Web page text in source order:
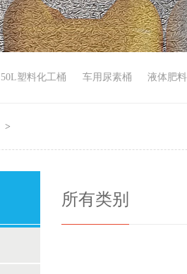
50L塑料化工桶 车用尿素桶 液体肥
>
所有类别